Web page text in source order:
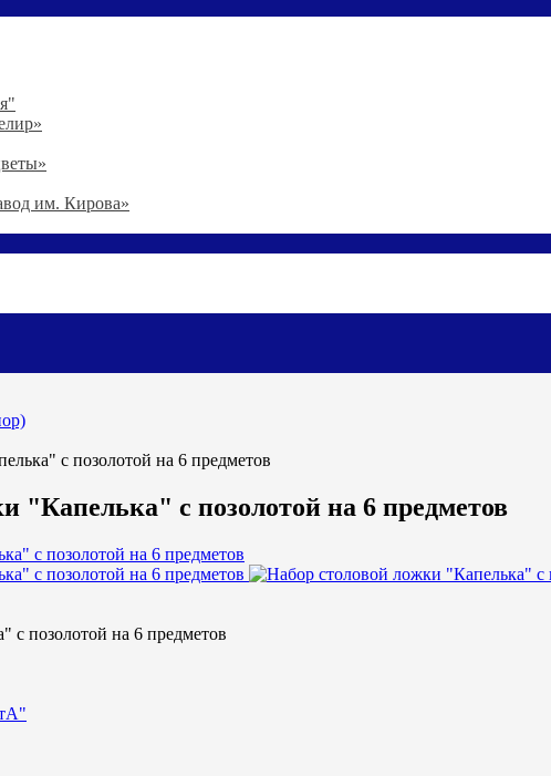
им. Кирова»
с позолотой на 6 предметов
"Капелька" с позолотой на 6 предметов
с позолотой на 6 предметов